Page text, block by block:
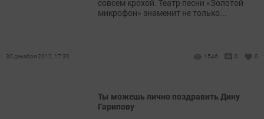
совсем крохой. Театр песни «Золотой
микрофон» знаменит не только...
30 декабря 2012, 17:30 1546 0 0
Ты можешь лично поздравить Дину
Гарипову